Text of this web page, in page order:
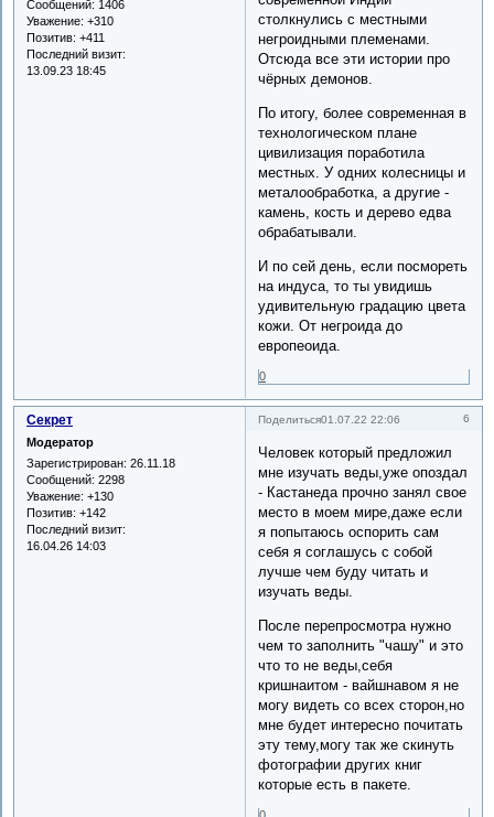
Сообщений: 1406
Уважение: +310
Позитив: +411
Последний визит:
13.09.23 18:45
столкнулись с местными
негроидными племенами.
Отсюда все эти истории про
чёрных демонов.
По итогу, более современная в
технологическом плане
цивилизация поработила
местных. У одних колесницы и
металообработка, а другие -
камень, кость и дерево едва
обрабатывали.
И по сей день, если посмореть
на индуса, то ты увидишь
удивительную градацию цвета
кожи. От негроида до
европеоида.
0
Поделиться 6
01.07.22 22:06
Секрет
Модератор
Зарегистрирован: 26.11.18
Сообщений: 2298
Уважение: +130
Позитив: +142
Последний визит:
16.04.26 14:03
Человек который предложил
мне изучать веды,уже опоздал
- Кастанеда прочно занял свое
место в моем мире,даже если
я попытаюсь оспорить сам
себя я соглашусь с собой
лучше чем буду читать и
изучать веды.
После перепросмотра нужно
чем то заполнить "чашу" и это
что то не веды,себя
кришнаитом - вайшнавом я не
могу видеть со всех сторон,но
мне будет интересно почитать
эту тему,могу так же скинуть
фотографии других книг
которые есть в пакете.